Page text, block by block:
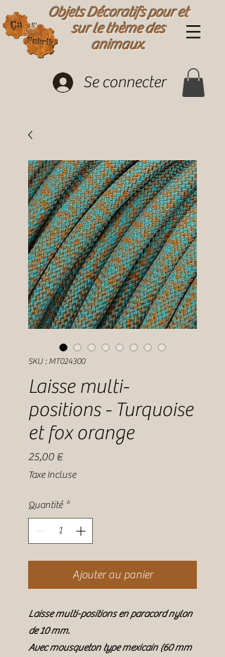
Objets Décoratifs pour et
sur le thème des
animaux.
Se connecter
SKU : MT024300
Laisse multi-
positions - Turquoise
et fox orange
25,00 €Prix
Taxe Incluse
Quantité *
Ajouter au panier
Laisse multi-positions en paracord nylon
de 10 mm.
Avec mousqueton type mexicain (60 mm